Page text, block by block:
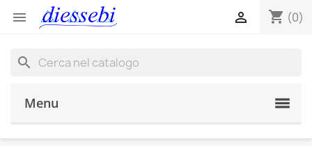
 shopping_cart (0)

search
Menu